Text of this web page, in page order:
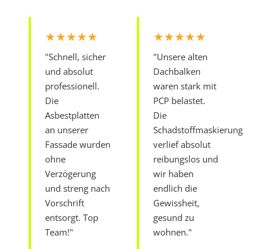
★★★★★
"Schnell, sicher
und absolut
professionell.
Die
Asbestplatten
an unserer
Fassade wurden
ohne
Verzögerung
und streng nach
Vorschrift
entsorgt. Top
Team!"
★★★★★
"Unsere alten
Dachbalken
waren stark mit
PCP belastet.
Die
Schadstoffmaskierung
verlief absolut
reibungslos und
wir haben
endlich die
Gewissheit,
gesund zu
wohnen."